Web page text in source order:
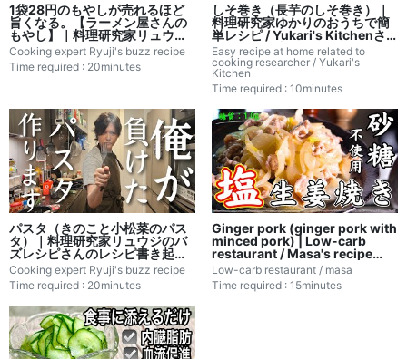
1袋28円のもやしが売れるほど
旨くなる。【ラーメン屋さんの
もやし】｜料理研究家リュウジ
のバズレシピのレシピ書き起こ
し
Cooking expert Ryuji's buzz recipe
Time required : 20minutes
しそ巻き（長芋のしそ巻き）｜
料理研究家ゆかりのおうちで簡
単レシピ / Yukari's Kitchenさ
んのレシピ書き起こし
Easy recipe at home related to
cooking researcher / Yukari's
Kitchen
Time required : 10minutes
パスタ（きのこと小松菜のパス
タ）｜料理研究家リュウジのバ
ズレシピさんのレシピ書き起こ
し
Cooking expert Ryuji's buzz recipe
Time required : 20minutes
Ginger pork (ginger pork with
minced pork) | Low-carb
restaurant / Masa's recipe
transcription
Low-carb restaurant / masa
Time required : 15minutes